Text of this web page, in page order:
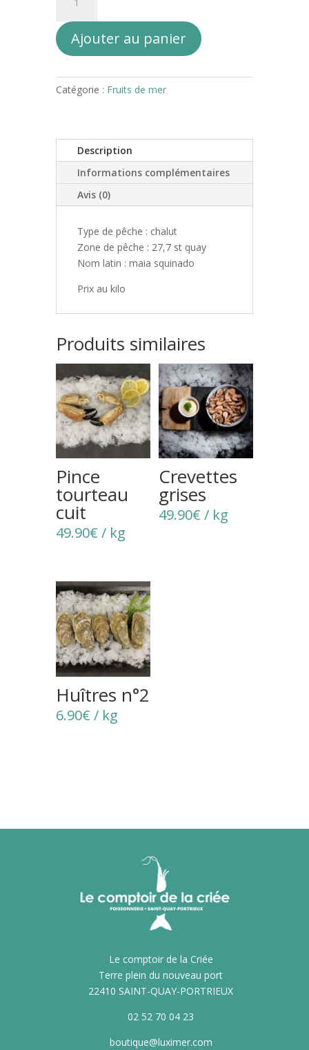
Araignée
cuiteAjouter au panier
l
t
n
a
v
Catégorie : Fruits de mer
Description
Informations complémentaires
Avis (0)
Type de pêche : chalut
Zone de pêche : 27,7 st quay
Nom latin : maia squinado
Prix au kilo
Produits similaires
Pince
tourteau
cuit
49.90€ / kg
Crevettes
grises
49.90€ / kg
Huîtres n°2
6.90€ / kg
Le comptoir de la Criée
Terre plein du nouveau port
22410 SAINT-QUAY-PORTRIEUX
02 52 70 04 23
boutique@luximer.com